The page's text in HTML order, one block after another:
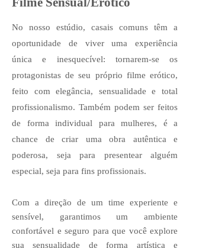
No nosso estúdio, casais comuns têm a
oportunidade de viver uma experiência
única e inesquecível: tornarem-se os
protagonistas de seu próprio filme erótico,
feito com elegância, sensualidade e total
profissionalismo. Também podem ser feitos
de forma individual para mulheres, é a
chance de criar uma obra autêntica e
poderosa, seja para presentear alguém
especial, seja para fins profissionais.
Com a direção de um time experiente e
sensível, garantimos um ambiente
confortável e seguro para que você explore
sua sensualidade de forma artística e